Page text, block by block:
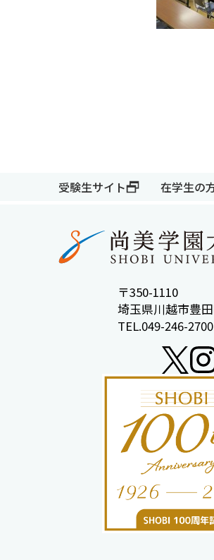
＜
受験生サイト 在学生の
〒350-1110
埼玉県川越市豊
TEL.049-246-2700